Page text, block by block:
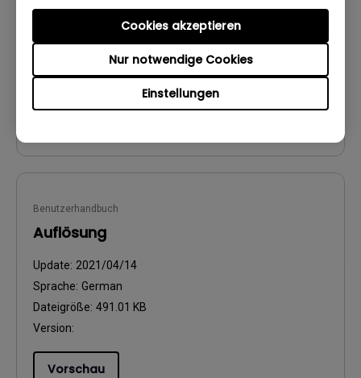
Einstellungen
Nur notwendige Cookies
Cookies akzeptieren
Update:2026/07/09
Dateigröße:
Vorschau
Benutzerhandbuch
Auflösung
Update: 2021/04/14
Sprache: German
Dateigröße: 491.01 KB
Version:
Vorschau